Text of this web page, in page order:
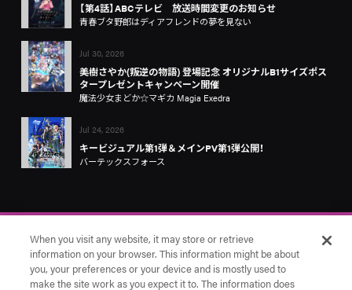
【第4話】ABCテレビ 放送時間変更のお知らせ
青春ブタ野郎はディアフレンドの夢を見ない
Jul 30, 2026
美樹さやか(叛逆の物語) 登場記念 オリジナルB1サイズポス
タープレゼントキャンペーン開催
魔法少女まどか☆マギカ Magia Exedra
Jul 24, 2026
キービジュアル第1弾＆メインPV第1弾公開！
バーテックスフォース
When you visit any website, it may store or retrieve
information on your browser. This information might be about
you, your preferences or your device and is mostly used to
make the site work as you expect it to. The information does